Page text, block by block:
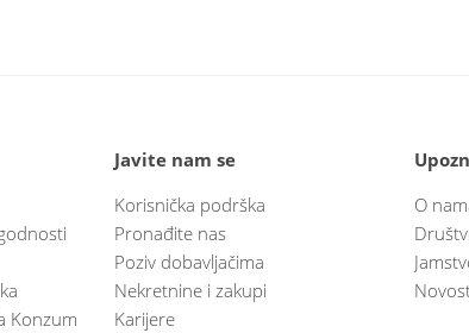
Konzum
Javite nam se
Korisnička podrška
Pronađite nas
Poziv dobavljačima
Nekretnine i zakupi
Karijere
O